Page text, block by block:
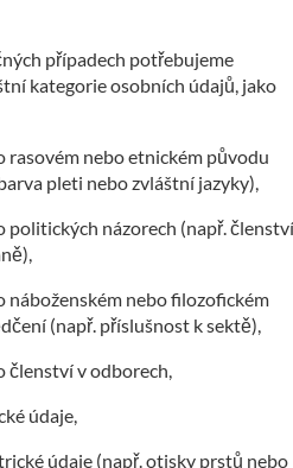
případech potřebujeme
kategorie osobních údajů, jako
rasovém nebo etnickém původu
pleti nebo zvláštní jazyky),
politických názorech (např. členství
náboženském nebo filozofickém
(např. příslušnost k sektě),
členství v odborech,
údaje,
údaje (např. otisky prstů nebo